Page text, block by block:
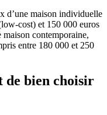
d’une maison individuelle
cost) et 150 000 euros
contemporaine,
entre 180 000 et 250
bien choisir